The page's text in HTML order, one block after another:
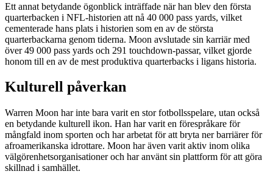
Ett annat betydande ögonblick inträffade när han blev den första
quarterbacken i NFL-historien att nå 40 000 pass yards, vilket
cementerade hans plats i historien som en av de största
quarterbackarna genom tiderna. Moon avslutade sin karriär med
över 49 000 pass yards och 291 touchdown-passar, vilket gjorde
honom till en av de mest produktiva quarterbacks i ligans historia.
Kulturell påverkan
Warren Moon har inte bara varit en stor fotbollsspelare, utan också
en betydande kulturell ikon. Han har varit en förespråkare för
mångfald inom sporten och har arbetat för att bryta ner barriärer för
afroamerikanska idrottare. Moon har även varit aktiv inom olika
välgörenhetsorganisationer och har använt sin plattform för att göra
skillnad i samhället.